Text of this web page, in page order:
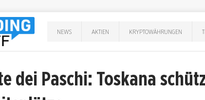
NEWS AKTIEN KRYPTOWÄHRUNGEN
dei Paschi: Toskana